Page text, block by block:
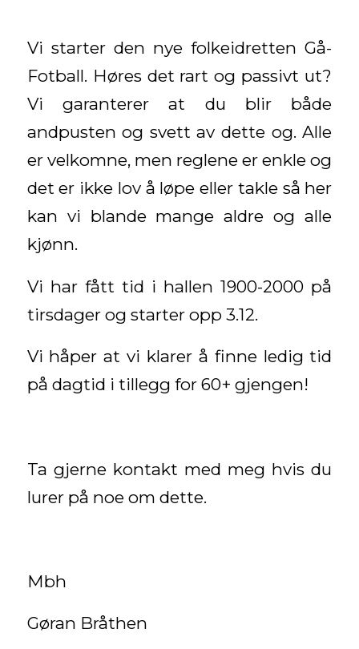
Vi starter den nye folkeidretten Gå-
Fotball. Høres det rart og passivt ut?
Vi garanterer at du blir både
andpusten og svett av dette og. Alle
er velkomne, men reglene er enkle og
det er ikke lov å løpe eller takle så her
kan vi blande mange aldre og alle
kjønn.
Vi har fått tid i hallen 1900-2000 på
tirsdager og starter opp 3.12.
Vi håper at vi klarer å finne ledig tid
på dagtid i tillegg for 60+ gjengen!
Ta gjerne kontakt med meg hvis du
lurer på noe om dette.
Mbh
Gøran Bråthen